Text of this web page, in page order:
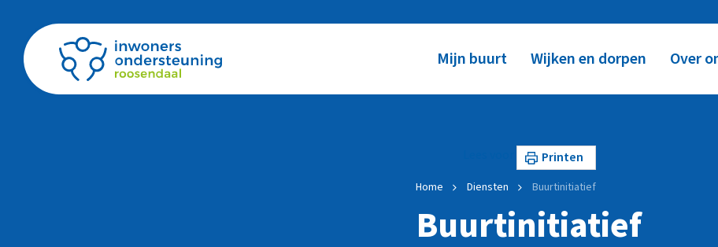
Mijn buurt Wijken en dorpen Over
Printen
Home Diensten Buurtinitiatief
Buurtinitiatief